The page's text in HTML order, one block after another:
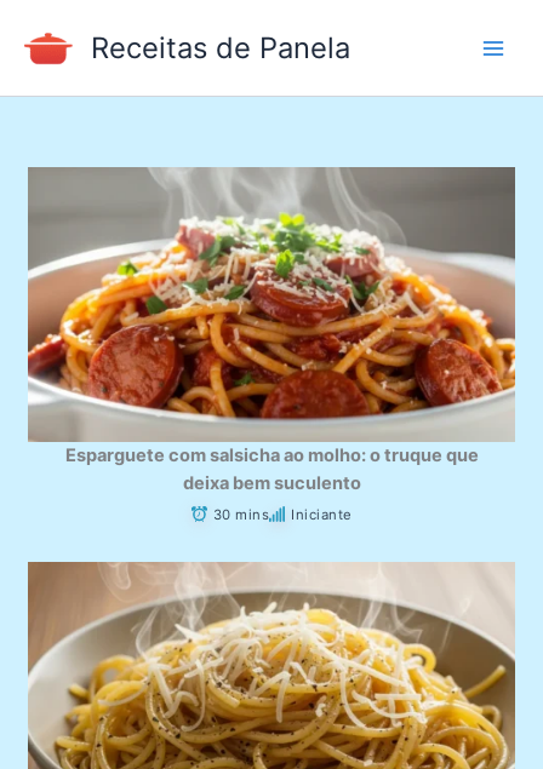
para
conteúdo
Receitas de Panela
Esparguete com salsicha ao molho: o truque que
deixa bem suculento
30 mins Iniciante